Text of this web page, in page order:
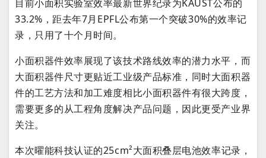
目前小面积实验室效率最新世界纪录为KAUST公布的
33.2%，距去年7月EPFL公布第一个突破30%的效率记
录，只用了十个月时间。
小面积器件效率展现了该技术路线效率的潜力水平，而
大面积器件尺寸更贴近工业级产品标准，同时大面积器
件的工艺方法和加工难度相比小面积器件有很大跨度，
需要更多的从工程角度解决产品问题，因此更受产业界
关注。
本次曜能科技认证的25cm²大面积叠层电池效率记录，